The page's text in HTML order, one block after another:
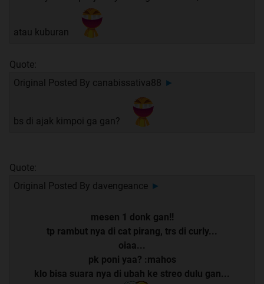
atau kuburan
Quote:
Original Posted By canabissativa88 ►
bs di ajak kimpoi ga gan?
Quote:
Original Posted By davengeance ►
mesen 1 donk gan!!
tp rambut nya di cat pirang, trs di curly...
oiaa...
pk poni yaa? :mahos
klo bisa suara nya di ubah ke streo dulu gan...